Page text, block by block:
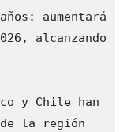
aumentará
alcanzando
y Chile han
la región